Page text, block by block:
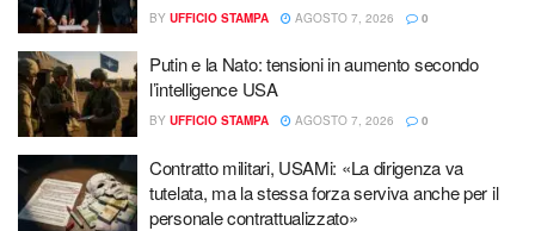
BY UFFICIO STAMPA AGOSTO 7, 2026 0
Putin e la Nato: tensioni in aumento secondo
l’intelligence USA
BY UFFICIO STAMPA AGOSTO 7, 2026 0
Contratto militari, USAMi: «La dirigenza va
tutelata, ma la stessa forza serviva anche per il
personale contrattualizzato»